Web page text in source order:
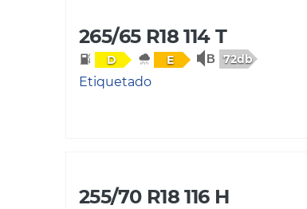
265/65 R18 114 T
D E 72db
Etiquetado
255/70 R18 116 H